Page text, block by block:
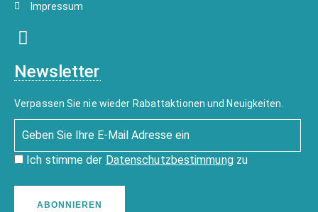
Impressum
Newsletter
Verpassen Sie nie wieder Rabattaktionen und Neuigkeiten.
Ich stimme der Datenschutzbestimmungzu
ABONNIEREN